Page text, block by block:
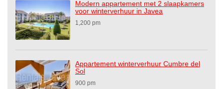
Modern appartement met 2 slaapkamers
voor winterverhuur in Javea
1,200 pm
Appartement winterverhuur Cumbre del
Sol
900 pm